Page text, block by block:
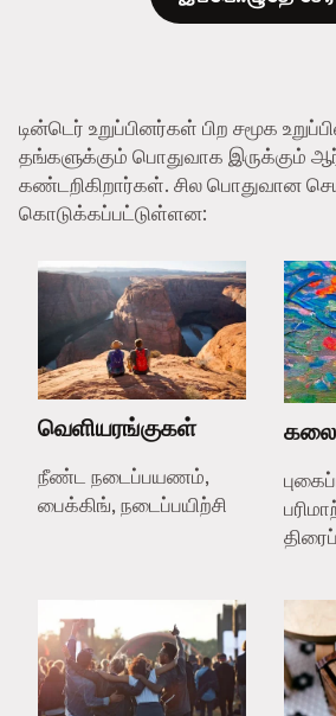
டின்டெர் உறுப்பினர்கள் பிற சமூக
தங்களுக்கும் பொதுவாக இருக்கும்
கண்டறிகிறார்கள். சில பொதுவான
கொடுக்கப்பட்டுள்ளன:
வெளியரங்குகள்
நீண்ட நடைப்பயணம்,
பைக்கிங், நடைப்பயிற்சி